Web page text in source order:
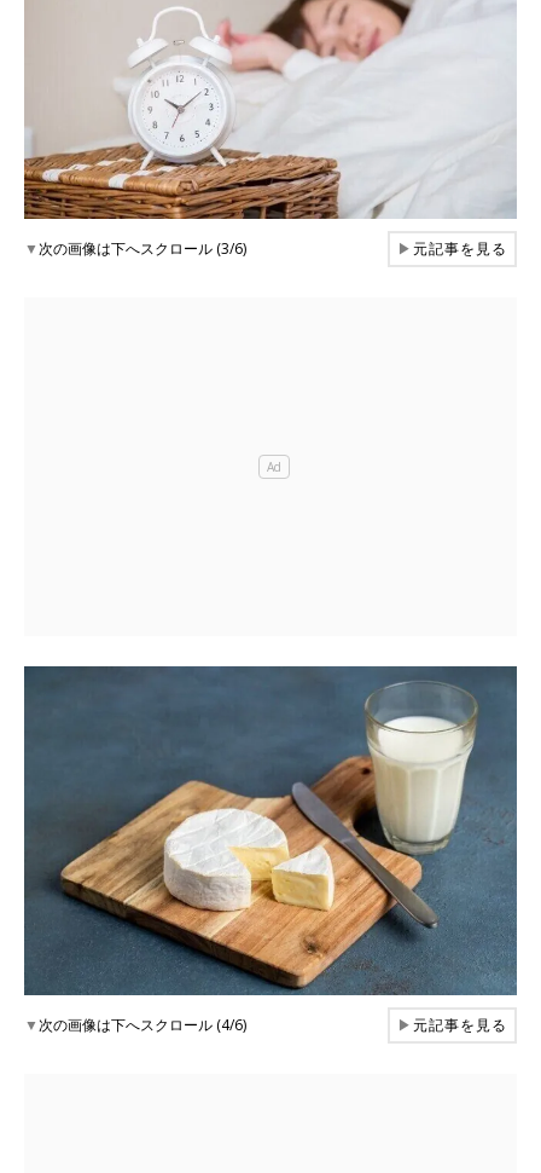
▼次の画像は下へスクロール (3/6) ▶元記事を見る
▼次の画像は下へスクロール (4/6) ▶元記事を見る